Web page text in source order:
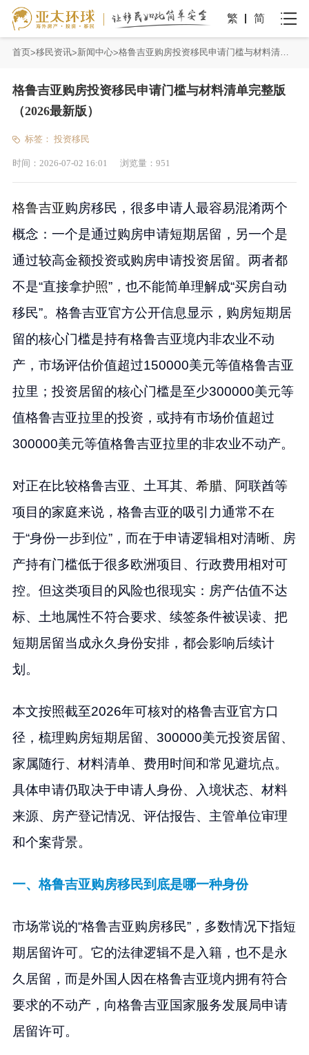
繁 简
首页 移民资讯 新闻中心 格鲁吉亚购房投资移民申请门槛与材料清单完整版（2026最新版）
格鲁吉亚购房投资移民申请门槛与材料清单完整版
（2026最新版）
标签： 投资移民
时间： 2026-07-02 16:01 浏览量： 951
格鲁吉亚购房移民，很多申请人最容易混淆两个
概念：一个是通过购房申请短期居留，另一个是
通过较高金额投资或购房申请投资居留。两者都
不是“直接拿护照”，也不能简单理解成“买房自动
移民”。格鲁吉亚官方公开信息显示，购房短期居
留的核心门槛是持有格鲁吉亚境内非农业不动
产，市场评估价值超过150000美元等值格鲁吉亚
拉里；投资居留的核心门槛是至少300000美元等
值格鲁吉亚拉里的投资，或持有市场价值超过
300000美元等值格鲁吉亚拉里的非农业不动产。
对正在比较格鲁吉亚、土耳其、 希腊、阿联酋等
项目的家庭来说，格鲁吉亚的吸引力通常不在
于“身份一步到位”，而在于申请逻辑相对清晰、房
产持有门槛低于很多欧洲项目、行政费用相对可
控。但这类项目的风险也很现实：房产估值不达
标、土地属性不符合要求、续签条件被误读、把
短期居留当成永久身份安排，都会影响后续计
划。
本文按照截至2026年可核对的格鲁吉亚官方口
径，梳理购房短期居留、300000美元投资居留、
家属随行、材料清单、费用时间和常见避坑点。
具体申请仍取决于申请人身份、入境状态、材料
来源、房产登记情况、评估报告、主管单位审理
和个案背景。
一、格鲁吉亚购房移民到底是哪一种身份
市场常说的“格鲁吉亚购房移民”，多数情况下指短
期居留许可。它的法律逻辑不是入籍，也不是永
久居留，而是外国人因在格鲁吉亚境内拥有符合
要求的不动产，向格鲁吉亚国家服务发展局申请
居留许可。